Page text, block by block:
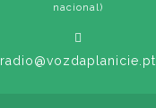
nacional)
radio@vozdaplanicie.pt